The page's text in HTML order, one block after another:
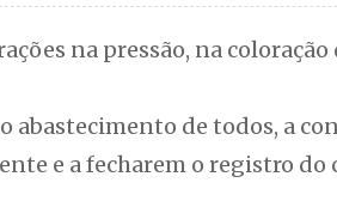
na pressão, na coloração
abastecimento de todos, a
e a fecharem o registro do